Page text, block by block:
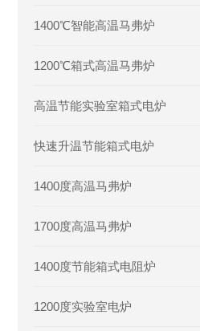
1400℃智能高温马弗炉
1200℃箱式高温马弗炉
高温节能实验室箱式电炉
快速升温节能箱式电炉
1400度高温马弗炉
1700度高温马弗炉
1400度节能箱式电阻炉
1200度实验室电炉